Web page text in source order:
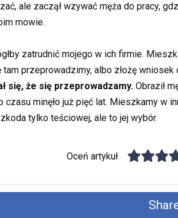
ale zaczął wzywać męża do pracy,
mowie.
zatrudnić mojego w ich firmie.
przeprowadzimy, albo złożę
się, że się przeprowadzamy. Obraził
minęło już pięć lat. Mieszkamy w
tylko teściowej, ale to jej wybór.
Oceń artykuł